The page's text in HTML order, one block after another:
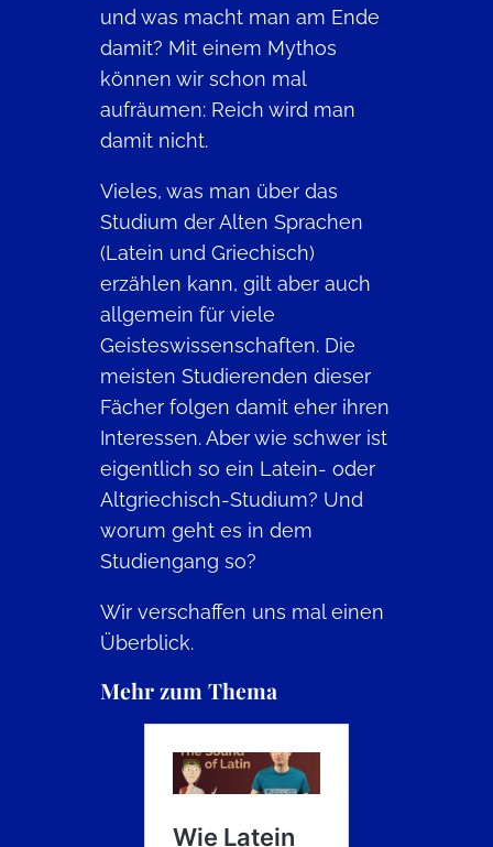
und was macht man am Ende
damit? Mit einem Mythos
können wir schon mal
aufräumen: Reich wird man
damit nicht.
Vieles, was man über das
Studium der Alten Sprachen
(Latein und Griechisch)
erzählen kann, gilt aber auch
allgemein für viele
Geisteswissenschaften. Die
meisten Studierenden dieser
Fächer folgen damit eher ihren
Interessen. Aber wie schwer ist
eigentlich so ein Latein- oder
Altgriechisch-Studium? Und
worum geht es in dem
Studiengang so?
Wir verschaffen uns mal einen
Überblick.
Mehr zum Thema